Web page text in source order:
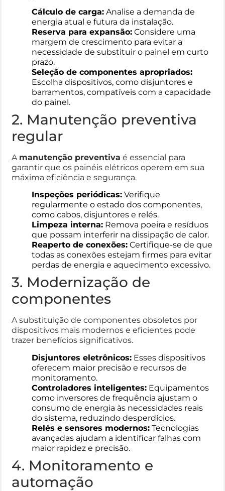
Cálculo de carga: Analise a demanda de
energia atual e futura da instalação.
Reserva para expansão: Considere uma
margem de crescimento para evitar a
necessidade de substituir o painel em curto
prazo.
Seleção de componentes apropriados:
Escolha dispositivos, como disjuntores e
barramentos, compatíveis com a capacidade
do painel.
2. Manutenção preventiva
regular
A manutenção preventiva é essencial para
garantir que os painéis elétricos operem em sua
máxima eficiência e segurança.
Inspeções periódicas: Verifique
regularmente o estado dos componentes,
como cabos, disjuntores e relés.
Limpeza interna: Remova poeira e resíduos
que possam interferir na dissipação de calor.
Reaperto de conexões: Certifique-se de que
todas as conexões estejam firmes para evitar
perdas de energia e aquecimento excessivo.
3. Modernização de
componentes
A substituição de componentes obsoletos por
dispositivos mais modernos e eficientes pode
trazer benefícios significativos.
Disjuntores eletrônicos: Esses dispositivos
oferecem maior precisão e recursos de
monitoramento.
Controladores inteligentes: Equipamentos
como inversores de frequência ajustam o
consumo de energia às necessidades reais
do sistema, reduzindo desperdícios.
Relés e sensores modernos: Tecnologias
avançadas ajudam a identificar falhas com
maior rapidez e precisão.
4. Monitoramento e
automação